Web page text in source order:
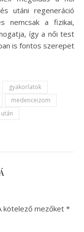
utáni regeneráció
nemcsak a fizikai,
így a női test
is fontos szerepet
gyakorlatok
medenceizom
kötelező mezőket *